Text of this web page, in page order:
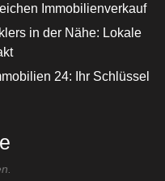
Immobilienverkauf
in der Nähe: Lokale
24: Ihr Schlüssel